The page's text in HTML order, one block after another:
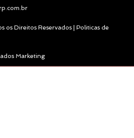
os Direitos Reservados | Politicas de
Marketing